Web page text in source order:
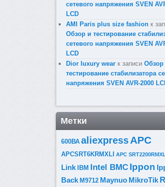
сетевого напряжения SVEN
LCD
AMI Paris plus size fashion​ к
Обзор и тестирование
сетевого напряжения SVEN
LCD
Dior luxury wear к записи Обзор
тестирование стабилизатора
напряжения SVEN AVR-2000
Метки
600ВА aliexpressAPC
APCSRT6KRMXLI APC
Link IBM Intel BMC Ippon
Back M9712 Maynuo MikroTik